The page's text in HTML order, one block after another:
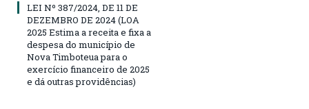
LEI Nº 387/2024, DE 11 DE
DEZEMBRO DE 2024 (LOA
2025 Estima a receita e fixa a
despesa do município de
Nova Timboteua para o
exercício financeiro de 2025
e dá outras providências)